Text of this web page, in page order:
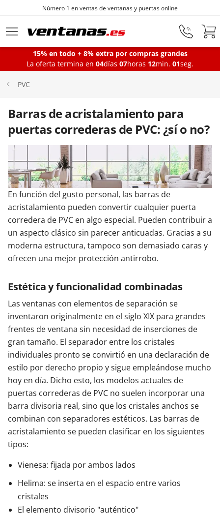
Ir al contenido principal
Número 1 en ventas de ventanas y puertas online
Ventanas
Puertas de garaje
Iniciar sesión
Contacta con nosotros
15% en todo + 8% extra por compras grandes
La oferta termina en 04días 07horas 12min. 00seg.
PVC
Barras de acristalamiento para
puertas correderas de PVC: ¿sí o no?
En función del gusto personal, las barras de
acristalamiento pueden convertir cualquier puerta
corredera de PVC en algo especial. Pueden contribuir a
un aspecto clásico sin parecer anticuadas. Gracias a su
moderna estructura, tampoco son demasiado caras y
ofrecen una mejor protección antirrobo.
Estética y funcionalidad combinadas
Las ventanas con elementos de separación se
inventaron originalmente en el siglo XIX para grandes
frentes de ventana sin necesidad de inserciones de
gran tamaño. El separador entre los cristales
individuales pronto se convirtió en una declaración de
estilo por derecho propio y sigue empleándose mucho
hoy en día. Dicho esto, los modelos actuales de
puertas correderas de PVC no suelen incorporar una
barra divisoria real, sino que los cristales anchos se
combinan con separadores estéticos. Las barras de
acristalamiento se pueden clasificar en los siguientes
tipos:
Vienesa: fijada por ambos lados
Helima: se inserta en el espacio entre varios
cristales
El elemento divisorio "auténtico"